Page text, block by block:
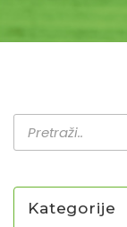
Kategorije